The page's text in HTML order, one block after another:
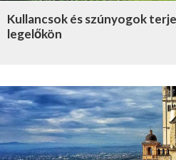
Kullancsok és szúnyogok
legelőkön